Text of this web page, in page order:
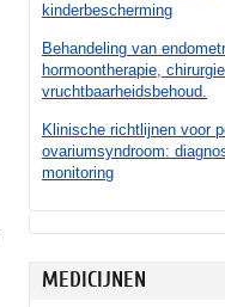
kinderbescherming
Behandeling van
hormoontherapie,
vruchtbaarheidsbehoud.
Klinische richtlijnen voor
ovariumsyndroom:
monitoring
MEDICIJNEN